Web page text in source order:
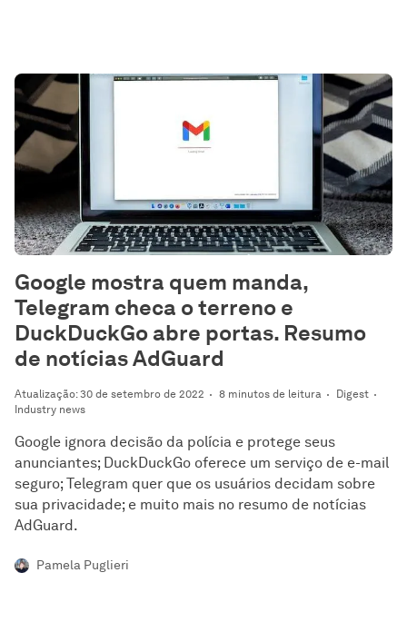
Atualização: 30 de setembro de 2022 8 minutos de leitura
Digest
Industry news
Google mostra quem manda,
Telegram checa o terreno e
DuckDuckGo abre portas. Resumo
de notícias AdGuard
Google ignora decisão da polícia e protege seus
anunciantes; DuckDuckGo oferece um serviço de e-mail
seguro; Telegram quer que os usuários decidam sobre
sua privacidade; e muito mais no resumo de notícias
AdGuard.
Pamela Puglieri